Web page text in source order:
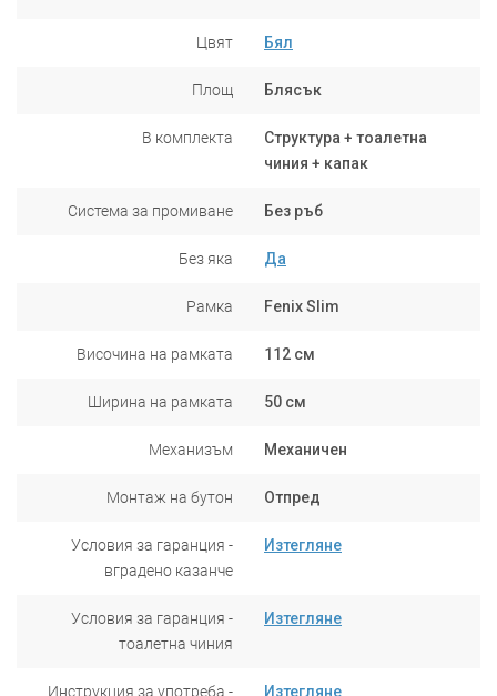
Цвят Бял
Площ Блясък
В комплекта
Структура + тоалетна
чиния + капак
Система за промиване Без ръб
Без яка Да
Рамка Fenix Slim
Височина на рамката 112 см
Ширина на рамката 50 см
Механизъм Механичен
Монтаж на бутон Отпред
Условия за гаранция -
вградено казанче
Изтегляне
Условия за гаранция -
тоалетна чиния
Изтегляне
Инструкция за употреба -
Изтегляне